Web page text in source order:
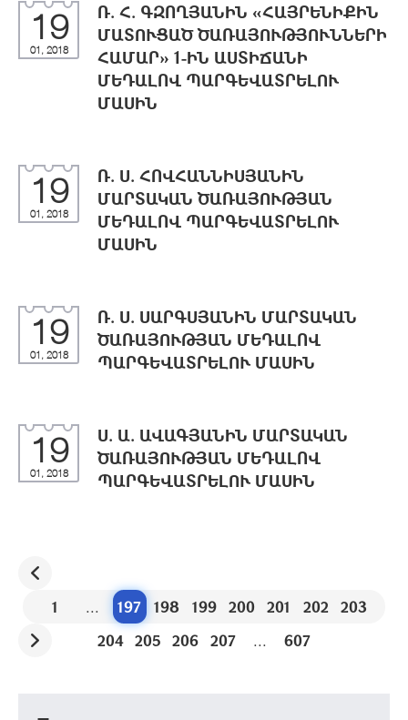
19
01, 2018
Ռ. Հ. ԳԶՈՂՅԱՆԻՆ «ՀԱՅՐԵՆԻՔԻՆ
ՄԱՏՈՒՑԱԾ ԾԱՌԱՅՈՒԹՅՈՒՆՆԵՐԻ
ՀԱՄԱՐ» 1-ԻՆ ԱՍՏԻՃԱՆԻ
ՄԵԴԱԼՈՎ ՊԱՐԳԵՎԱՏՐԵԼՈՒ
ՄԱՍԻՆ
19
01, 2018
Ռ. Ս. ՀՈՎՀԱՆՆԻՍՅԱՆԻՆ
ՄԱՐՏԱԿԱՆ ԾԱՌԱՅՈՒԹՅԱՆ
ՄԵԴԱԼՈՎ ՊԱՐԳԵՎԱՏՐԵԼՈՒ
ՄԱՍԻՆ
19
01, 2018
Ռ. Ս. ՍԱՐԳՍՅԱՆԻՆ ՄԱՐՏԱԿԱՆ
ԾԱՌԱՅՈՒԹՅԱՆ ՄԵԴԱԼՈՎ
ՊԱՐԳԵՎԱՏՐԵԼՈՒ ՄԱՍԻՆ
19
01, 2018
Ս. Ա. ԱՎԱԳՅԱՆԻՆ ՄԱՐՏԱԿԱՆ
ԾԱՌԱՅՈՒԹՅԱՆ ՄԵԴԱԼՈՎ
ՊԱՐԳԵՎԱՏՐԵԼՈՒ ՄԱՍԻՆ
1 ... 197 198 199 200 201 202
203
204 205 206 207 ... 607